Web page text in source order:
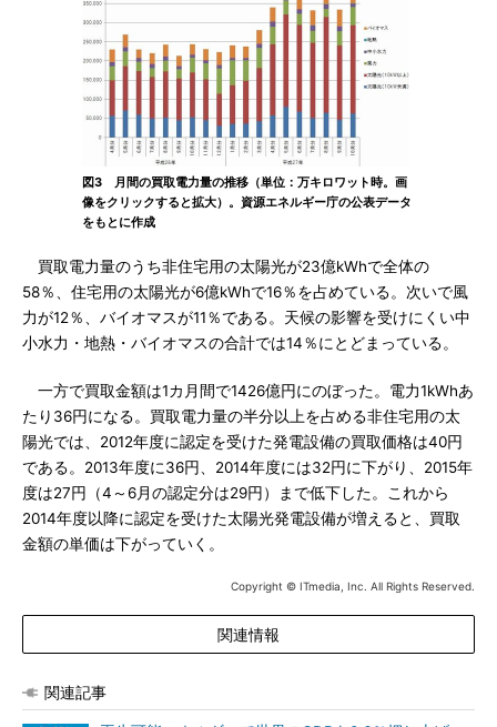
図3 月間の買取電力量の推移（単位：万キロワット時。画
像をクリックすると拡大）。資源エネルギー庁の公表データ
をもとに作成
買取電力量のうち非住宅用の太陽光が23億kWhで全体の
58％、住宅用の太陽光が6億kWhで16％を占めている。次いで風
力が12％、バイオマスが11％である。天候の影響を受けにくい中
小水力・地熱・バイオマスの合計では14％にとどまっている。
一方で買取金額は1カ月間で1426億円にのぼった。電力1kWhあ
たり36円になる。買取電力量の半分以上を占める非住宅用の太
陽光では、2012年度に認定を受けた発電設備の買取価格は40円
である。2013年度に36円、2014年度には32円に下がり、2015年
度は27円（4～6月の認定分は29円）まで低下した。これから
2014年度以降に認定を受けた太陽光発電設備が増えると、買取
金額の単価は下がっていく。
Copyright © ITmedia, Inc. All Rights Reserved.
関連情報
関連記事